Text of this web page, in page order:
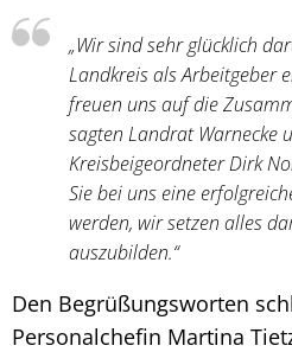
„Wir sind sehr glücklich
Landkreis als Arbeitgeber
freuen uns auf die
sagten Landrat Warnecke
Kreisbeigeordneter Dirk
Sie bei uns eine
werden, wir setzen alles
auszubilden.“
Den Begrüßungsworten
Personalchefin Martina